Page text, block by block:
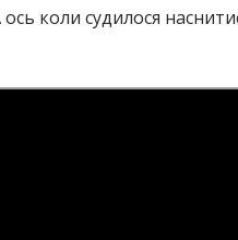
коли судилося